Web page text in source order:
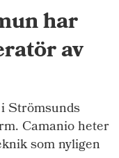
har
av
Strömsunds
Camanio heter
som nyligen